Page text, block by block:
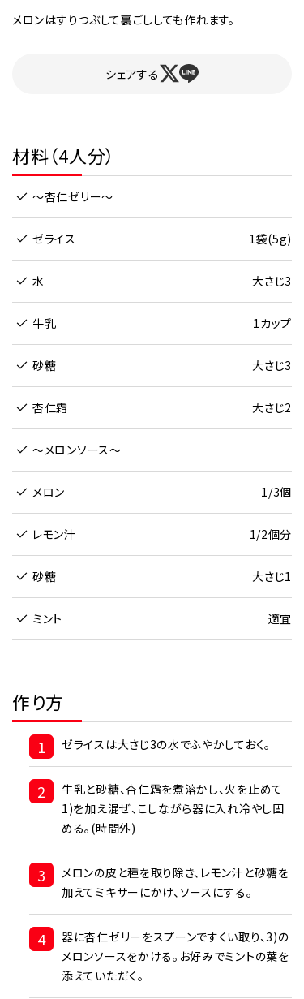
メロンはすりつぶして裏ごししても作れます。
シェアする
材料（4人分）
～杏仁ゼリー～
ゼライス 1袋(5g)
水 大さじ3
牛乳 1カップ
砂糖 大さじ3
杏仁霜 大さじ2
～メロンソース～
メロン 1/3個
レモン汁 1/2個分
砂糖 大さじ1
ミント 適宜
作り方
1 ゼライスは大さじ3の水でふやかしておく。
2
牛乳と砂糖、杏仁霜を煮溶かし、火を止めて
1)を加え混ぜ、こしながら器に入れ冷やし固
める。(時間外)
3
メロンの皮と種を取り除き、レモン汁と砂糖を
加えてミキサーにかけ、ソースにする。
4
器に杏仁ゼリーをスプーンですくい取り、3)の
メロンソースをかける。お好みでミントの葉を
添えていただく。